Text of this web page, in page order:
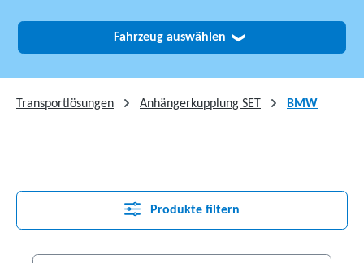
Fahrzeug auswählen ❯
Transportlösungen Anhängerkupplung SET BMW
Produkte filtern